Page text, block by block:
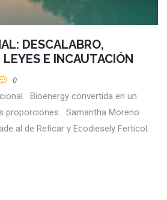
DESCALABRO,
E INCAUTACIÓN
0
Bioenergy convertida en un
proporciones Samantha Moreno
al de Reficar y Ecodiesely Ferticol.